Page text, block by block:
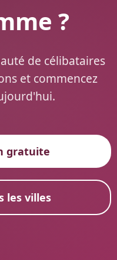
?
de célibataires
et commencez
gratuite
les villes